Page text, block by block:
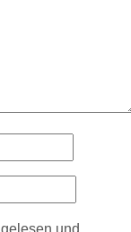
gelesen und